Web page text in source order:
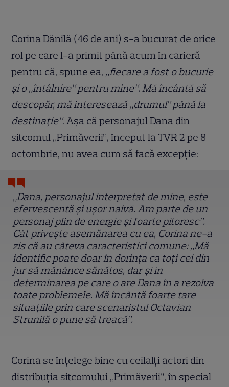
Corina Dănilă (46 de ani) s-a bucurat de orice
rol pe care l-a primit până acum în carieră
pentru că, spune ea, „fiecare a fost o bucurie
și o „întâlnire” pentru mine”. Mă încântă să
descopăr, mă interesează „drumul” până la
destinație”. Aşa că personajul Dana din
sitcomul „Primăverii”, început la TVR 2 pe 8
octombrie, nu avea cum să facă excepţie:
„Dana, personajul interpretat de mine, este
efervescentă și ușor naivă. Am parte de un
personaj plin de energie și foarte pitoresc”.
Cât priveşte asemănarea cu ea, Corina ne-a
zis că au câteva caracteristici comune: „Mă
identific poate doar în dorința ca toți cei din
jur să mănânce sănătos, dar și în
determinarea pe care o are Dana în a rezolva
toate problemele. Mă încântă foarte tare
situațiile prin care scenaristul Octavian
Strunilă o pune să treacă”.
Corina se înţelege bine cu ceilalţi actori din
distribuţia sitcomului „Primăverii”, în special